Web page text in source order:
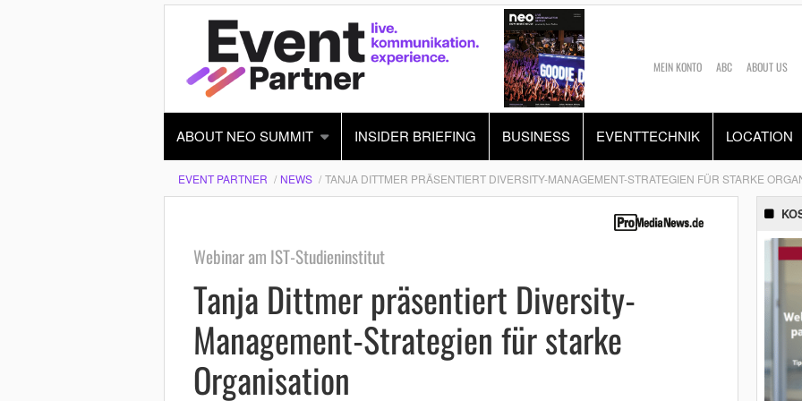
MEIN KONTO ABC ABOUT US
ABOUT NEO SUMMIT INSIDER BRIEFING BUSINESS EVENTTECHNIK LOCATION
EVENT PARTNER NEWS TANJA DITTMER PRÄSENTIERT DIVERSITY-MANAGEMENT-STRATEGIEN FÜR STARKE
Webinar am IST-Studieninstitut
Tanja Dittmer präsentiert Diversity-
Management-Strategien für starke
Organisation